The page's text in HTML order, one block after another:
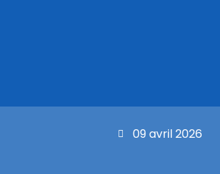
09 avril 2026